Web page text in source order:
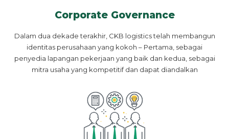
Corporate Governance
Dalam dua dekade terakhir, CKB logistics telah membangun
identitas perusahaan yang kokoh – Pertama, sebagai
penyedia lapangan pekerjaan yang baik dan kedua, sebagai
mitra usaha yang kompetitif dan dapat diandalkan